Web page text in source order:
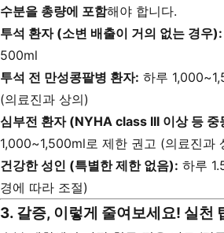
수분을 총량에 포함해야 합니다.
투석 환자 (소변 배출이 거의 없는 경우):
500ml
투석 전 만성콩팥병 환자: 하루
(의료진과 상의)
심부전 환자 (NYHA class III 이상 등 중
1,000~1,500ml로 제한 권고 (의료진과
건강한 성인 (특별한 제한 없음): 하루
경에 따라 조절)
3. 갈증, 이렇게 줄여보세요! 실천